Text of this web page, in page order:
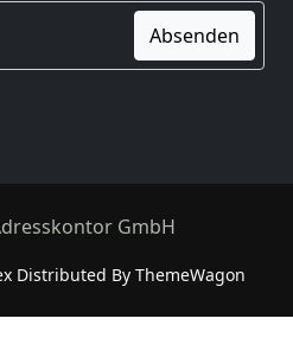
Absenden
GmbH
Distributed By ThemeWagon